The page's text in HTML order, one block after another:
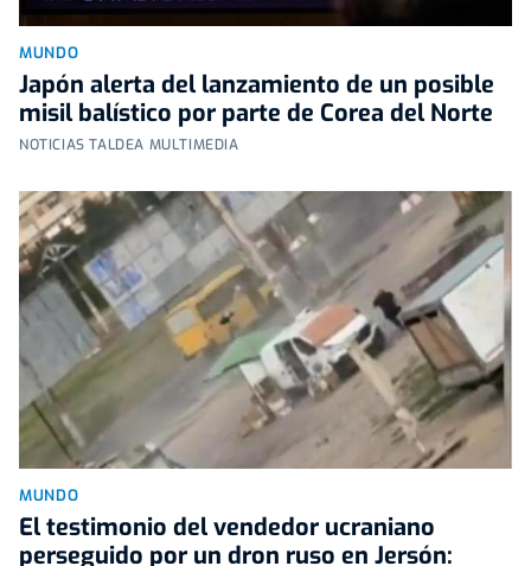
MUNDO
Japón alerta del lanzamiento de un posible
misil balístico por parte de Corea del Norte
NOTICIAS TALDEA MULTIMEDIA
MUNDO
El testimonio del vendedor ucraniano
perseguido por un dron ruso en Jersón: